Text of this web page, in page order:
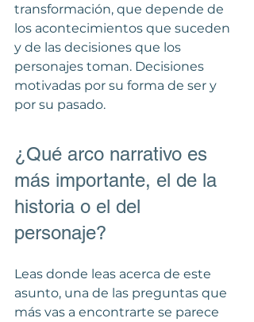
transformación, que depende de
los acontecimientos que suceden
y de las decisiones que los
personajes toman. Decisiones
motivadas por su forma de ser y
por su pasado.
¿Qué arco narrativo es
más importante, el de la
historia o el del
personaje?
Leas donde leas acerca de este
asunto, una de las preguntas que
más vas a encontrarte se parece